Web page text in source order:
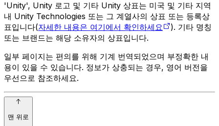
'Unity', Unity 로고 및 기타 Unity 상표는 미국 및 기타 지역
내 Unity Technologies 또는 그 계열사의 상표 또는 등록상
표입니다(자세한 내용은 여기에서 확인하세요
). 기타 명칭
또는 브랜드는 해당 소유자의 상표입니다.
일부 페이지는 편의를 위해 기계 번역되었으며 부정확한 내
용이 있을 수 있습니다. 정보가 상충되는 경우, 영어 버전을
우선으로 참조하세요.
맨 위로